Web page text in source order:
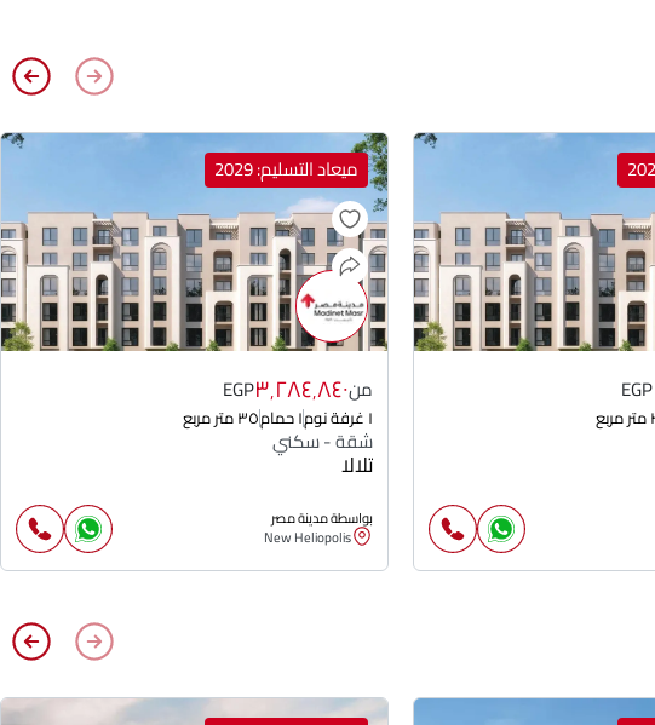
EGP
ميعاد التسليم: 2029
من٣٬٢٨٤٬٨٤٠EGP
١ غرفة نوم ١ حمام ٣٥ متر مربع
شقة - سكني
تلالا
بواسطة مدينة مصر
New Heliopolis